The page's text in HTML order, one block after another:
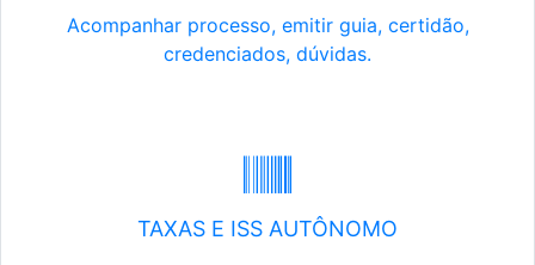
Acompanhar processo, emitir guia, certidão,
credenciados, dúvidas.
TAXAS E ISS AUTÔNOMO